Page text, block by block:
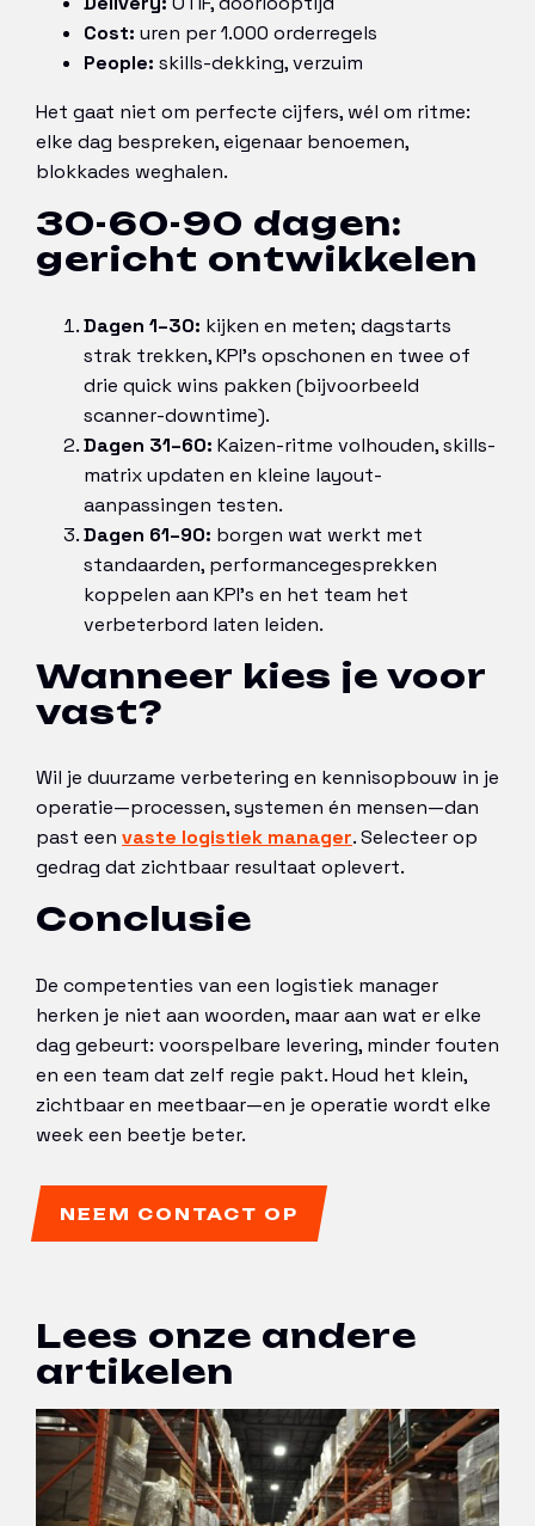
Cost: uren per 1.000 orderregels
People: skills-dekking, verzuim
Het gaat niet om perfecte cijfers, wél om ritme:
elke dag bespreken, eigenaar benoemen,
blokkades weghalen.
30-60-90 dagen:
gericht ontwikkelen
Dagen 1–30: kijken en meten; dagstarts
strak trekken, KPI’s opschonen en twee of
drie quick wins pakken (bijvoorbeeld
scanner-downtime).
Dagen 31–60: Kaizen-ritme volhouden, skills-
matrix updaten en kleine layout-
aanpassingen testen.
Dagen 61–90: borgen wat werkt met
standaarden, performancegesprekken
koppelen aan KPI’s en het team het
verbeterbord laten leiden.
Wanneer kies je voor
vast?
Wil je duurzame verbetering en kennisopbouw in je
operatie—processen, systemen én mensen—dan
past een vaste logistiek manager. Selecteer op
gedrag dat zichtbaar resultaat oplevert.
Conclusie
De competenties van een logistiek manager
herken je niet aan woorden, maar aan wat er elke
dag gebeurt: voorspelbare levering, minder fouten
en een team dat zelf regie pakt. Houd het klein,
zichtbaar en meetbaar—en je operatie wordt elke
week een beetje beter.
NEEM CONTACT OP
Lees onze andere
artikelen